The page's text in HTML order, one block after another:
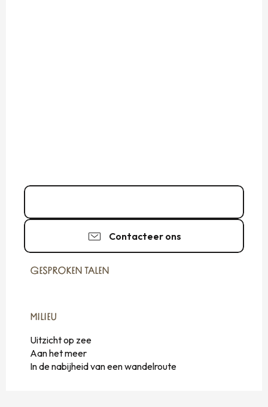
Contacteer ons
GESPROKEN TALEN
GESPROKEN TALEN
MILIEU
MILIEU
Uitzicht op zee
Aan het meer
In de nabijheid van een wandelroute